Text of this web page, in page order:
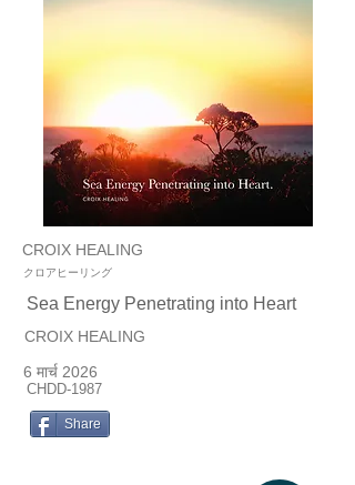
CROIX HEALING
クロアヒーリング
Sea Energy Penetrating into Heart
CROIX HEALING
6 मार्च 2026
CHDD-1987
Share